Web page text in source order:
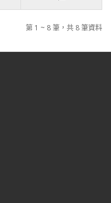
第 1 ~ 8 筆，共 8 筆資料